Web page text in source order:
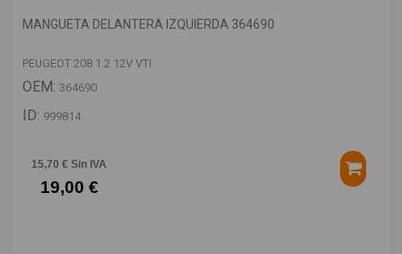
MANGUETA DELANTERA IZQUIERDA 364690
PEUGEOT 208 1.2 12V VTI
OEM: 364690
ID: 999814
15,70 € Sin IVA
19,00 €